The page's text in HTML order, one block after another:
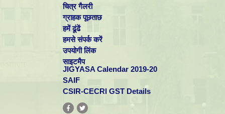
चित्र गैलरी
ग्राहक पूछताछ
हमें ढूंढें
हमसे संपर्क करें
उपयोगी लिंक
साइटमैप
JIGYASA Calendar 2019-20
SAIF
CSIR-CECRI GST Details